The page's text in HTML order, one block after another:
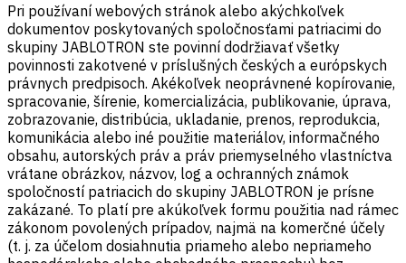
Pri používaní webových stránok alebo akýchkoľvek
dokumentov poskytovaných spoločnosťami patriacimi do
skupiny JABLOTRON ste povinní dodržiavať všetky
povinnosti zakotvené v príslušných českých a európskych
právnych predpisoch. Akékoľvek neoprávnené kopírovanie,
spracovanie, šírenie, komercializácia, publikovanie, úprava,
zobrazovanie, distribúcia, ukladanie, prenos, reprodukcia,
komunikácia alebo iné použitie materiálov, informačného
obsahu, autorských práv a práv priemyselného vlastníctva
vrátane obrázkov, názvov, log a ochranných známok
spoločností patriacich do skupiny JABLOTRON je prísne
zakázané. To platí pre akúkoľvek formu použitia nad rámec
zákonom povolených prípadov, najmä na komerčné účely
(t. j. za účelom dosiahnutia priameho alebo nepriameho